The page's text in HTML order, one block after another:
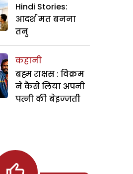
Hindi Stories:
आदर्श मत बनना
तनु
कहानी
ब्रह्म राक्षस : विक्रम
ने कैसे लिया अपनी
पत्नी की बेइज्जती